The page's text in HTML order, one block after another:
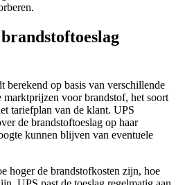
berekend op basis van verschillende
voor brandstof, het soort
tariefplan van de klant. UPS
de brandstoftoeslag op haar
kunnen blijven van eventuele
hoger de brandstofkosten zijn, hoe